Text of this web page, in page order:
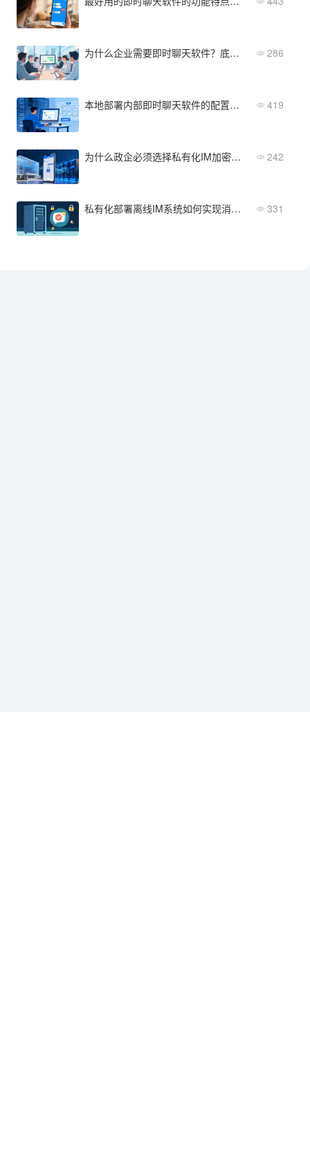
为什么企业需要即时聊天软件？底层逻辑与效率提升原理 286
本地部署内部即时聊天软件的配置方法：从安装到使用的全流程 419
为什么政企必须选择私有化IM加密聊天来守护核心数据主权？ 242
私有化部署离线IM系统如何实现消息的离线存储与推送？ 331